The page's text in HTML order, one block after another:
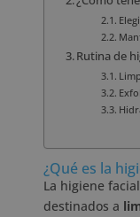
Rutina de
¿Qué es la
La higiene
destinados a